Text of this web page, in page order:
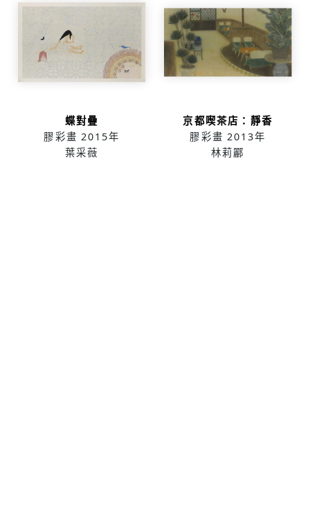
蝶對疊
膠彩畫 2015年
葉采薇
京都喫茶店：靜香
膠彩畫 2013年
林莉酈